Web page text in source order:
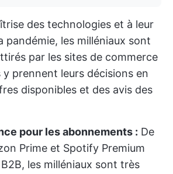
des technologies et à leur
pandémie, les milléniaux sont
par les sites de commerce
y prennent leurs décisions en
disponibles et des avis des
pour les abonnements : De
Prime et Spotify Premium
les milléniaux sont très